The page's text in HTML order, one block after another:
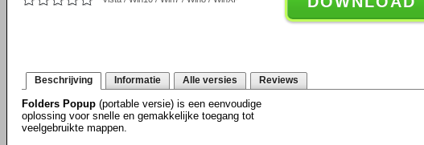
Beschrijving Informatie Alle versies Reviews
Folders Popup (portable versie) is een eenvoudige
oplossing voor snelle en gemakkelijke toegang tot
veelgebruikte mappen.